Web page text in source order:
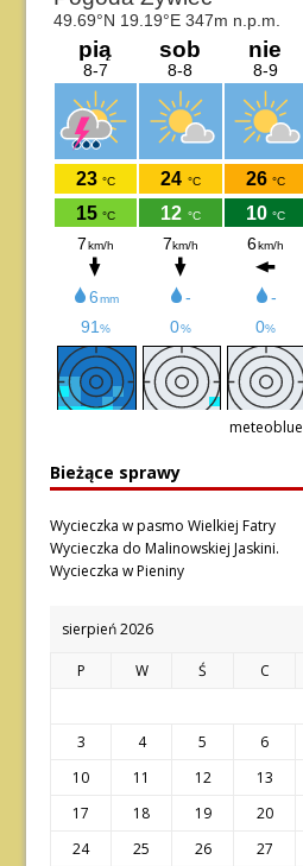
meteoblue
Bieżące sprawy
Wycieczka w pasmo Wielkiej Fatry
Wycieczka do Malinowskiej Jaskini.
Wycieczka w Pieniny
sierpień 2026
P W Ś C
3
4 5 6
10
11 12 13
17
18 19 20
24
25 26 27